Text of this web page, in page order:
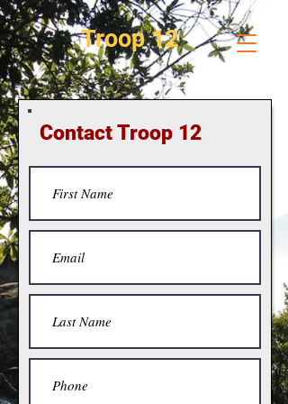
Troop 12
Contact Troop 12